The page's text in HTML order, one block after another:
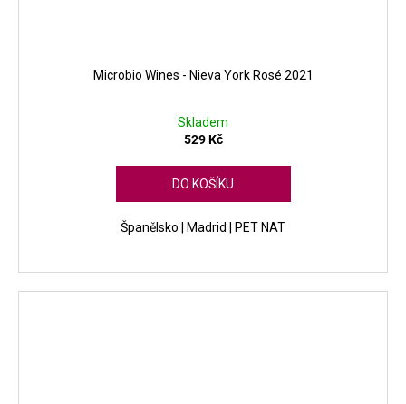
Microbio Wines - Nieva York Rosé 2021
Skladem
529 Kč
DO KOŠÍKU
Španělsko | Madrid | PET NAT